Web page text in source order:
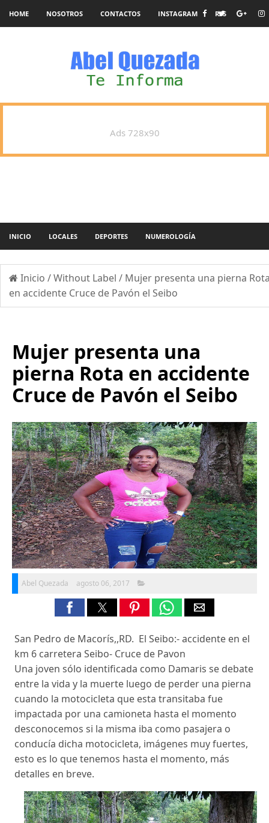
HOME NOSOTROS CONTACTOS INSTAGRAM RSS
Ads 728x90
INICIO LOCALES DEPORTES NUMEROLOGÍA
Inicio /Without Label / Mujer presenta una pierna
en accidente Cruce de Pavón el Seibo
Mujer presenta una
pierna Rota en accidente
Cruce de Pavón el Seibo
Abel Quezada agosto 06, 2017
San Pedro de Macorís,,RD. El Seibo:- accidente en el
km 6 carretera Seibo- Cruce de Pavon
Una joven sólo identificada como Damaris se debate
entre la vida y la muerte luego de perder una pierna
cuando la motocicleta que esta transitaba fue
impactada por una camioneta hasta el momento
desconocemos si la misma iba como pasajera o
conducía dicha motocicleta, imágenes muy fuertes,
esto es lo que tenemos hasta el momento, más
detalles en breve.